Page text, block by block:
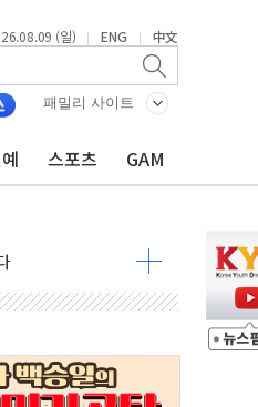
(일) | ENG | 中文
패밀리 사이트
스포츠 GAM
해프닝"
여론 수렴"